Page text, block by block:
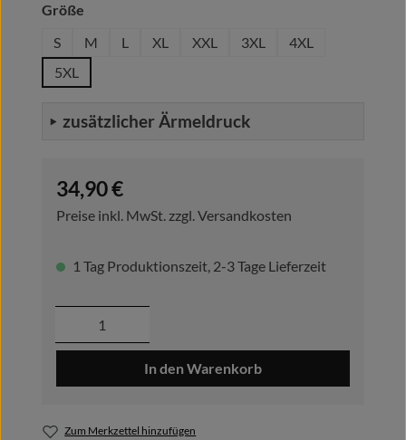
Größe
S
M L XL XXL 3XL
4XL
5XL
zusätzlicher Ärmeldruck
Regulärer Preis:
34,90 €
Preise inkl. MwSt. zzgl. Versandkosten
1 Tag Produktionszeit, 2-3 Tage Lieferzeit
Produkt Anzahl: Gib den gewünschten
In den Warenkorb
Zum Merkzettel hinzufügen